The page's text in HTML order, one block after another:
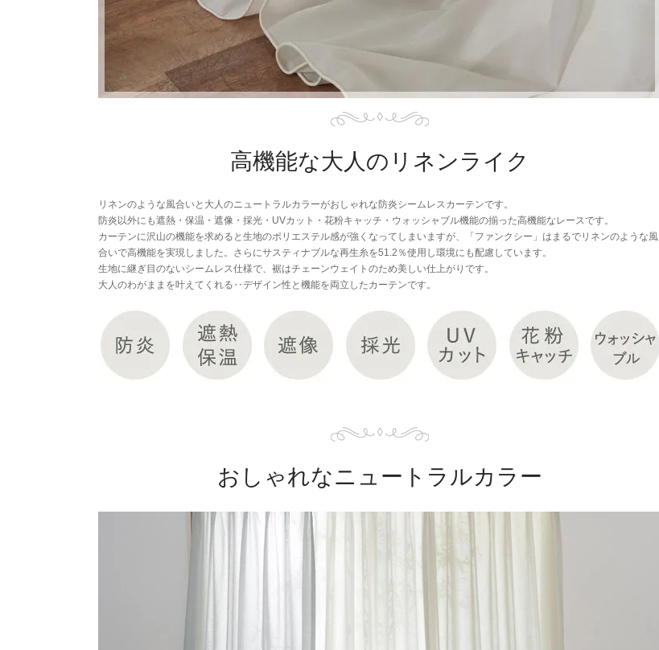
高機能な大人のリネンライク
リネンのような風合いと大人のニュートラルカラーがおしゃれな防炎シームレスカーテンです。
防炎以外にも遮熱・保温・遮像・採光・UVカット・花粉キャッチ・ウォッシャブル機能の揃った高機能なレースです。
カーテンに沢山の機能を求めると生地のポリエステル感が強くなってしまいますが、「ファンクシー」はまるでリネンのような風
合いで高機能を実現しました。さらにサスティナブルな再生糸を51.2％使用し環境にも配慮しています。
生地に継ぎ目のないシームレス仕様で、裾はチェーンウェイトのため美しい仕上がりです。
大人のわがままを叶えてくれる‥デザイン性と機能を両立したカーテンです。
おしゃれなニュートラルカラー